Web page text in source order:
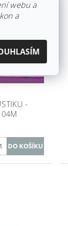
-
webu a
a